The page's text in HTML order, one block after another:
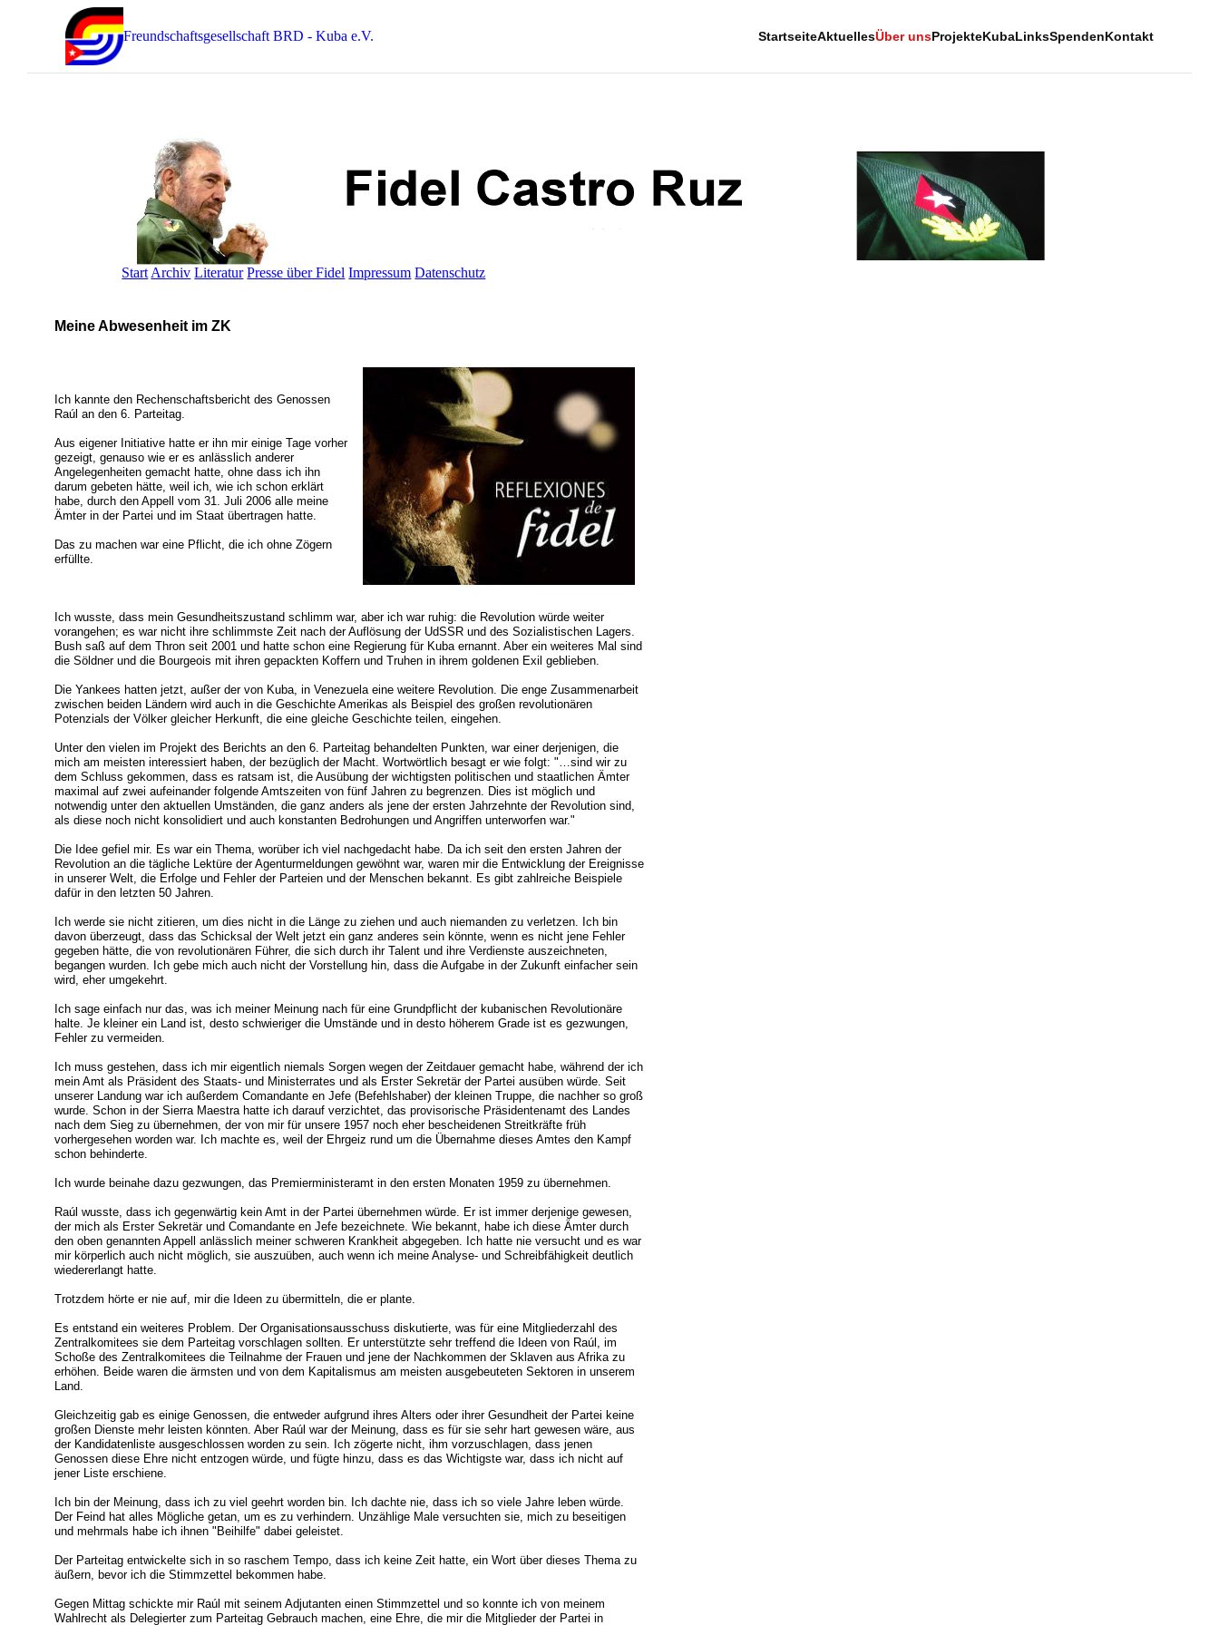
Freundschaftsgesellschaft BRD - Kuba e.V. StartseiteAktuellesÜber unsProjekteKubaLinksSpendenKontakt
Start Archiv Literatur Presse über Fidel Impressum Datenschutz
Meine Abwesenheit im ZK
Ich kannte den Rechenschaftsbericht des Genossen
Raúl an den 6. Parteitag.
Aus eigener Initiative hatte er ihn mir einige Tage vorher
gezeigt, genauso wie er es anlässlich anderer
Angelegenheiten gemacht hatte, ohne dass ich ihn
darum gebeten hätte, weil ich, wie ich schon erklärt
habe, durch den Appell vom 31. Juli 2006 alle meine
Ämter in der Partei und im Staat übertragen hatte.
Das zu machen war eine Pflicht, die ich ohne Zögern
erfüllte.
Ich wusste, dass mein Gesundheitszustand schlimm war, aber ich war ruhig: die Revolution würde weiter
vorangehen; es war nicht ihre schlimmste Zeit nach der Auflösung der UdSSR und des Sozialistischen Lagers.
Bush saß auf dem Thron seit 2001 und hatte schon eine Regierung für Kuba ernannt. Aber ein weiteres Mal sind
die Söldner und die Bourgeois mit ihren gepackten Koffern und Truhen in ihrem goldenen Exil geblieben.
Die Yankees hatten jetzt, außer der von Kuba, in Venezuela eine weitere Revolution. Die enge Zusammenarbeit
zwischen beiden Ländern wird auch in die Geschichte Amerikas als Beispiel des großen revolutionären
Potenzials der Völker gleicher Herkunft, die eine gleiche Geschichte teilen, eingehen.
Unter den vielen im Projekt des Berichts an den 6. Parteitag behandelten Punkten, war einer derjenigen, die
mich am meisten interessiert haben, der bezüglich der Macht. Wortwörtlich besagt er wie folgt: "…sind wir zu
dem Schluss gekommen, dass es ratsam ist, die Ausübung der wichtigsten politischen und staatlichen Ämter
maximal auf zwei aufeinander folgende Amtszeiten von fünf Jahren zu begrenzen. Dies ist möglich und
notwendig unter den aktuellen Umständen, die ganz anders als jene der ersten Jahrzehnte der Revolution sind,
als diese noch nicht konsolidiert und auch konstanten Bedrohungen und Angriffen unterworfen war."
Die Idee gefiel mir. Es war ein Thema, worüber ich viel nachgedacht habe. Da ich seit den ersten Jahren der
Revolution an die tägliche Lektüre der Agenturmeldungen gewöhnt war, waren mir die Entwicklung der Ereignisse
in unserer Welt, die Erfolge und Fehler der Parteien und der Menschen bekannt. Es gibt zahlreiche Beispiele
dafür in den letzten 50 Jahren.
Ich werde sie nicht zitieren, um dies nicht in die Länge zu ziehen und auch niemanden zu verletzen. Ich bin
davon überzeugt, dass das Schicksal der Welt jetzt ein ganz anderes sein könnte, wenn es nicht jene Fehler
gegeben hätte, die von revolutionären Führer, die sich durch ihr Talent und ihre Verdienste auszeichneten,
begangen wurden. Ich gebe mich auch nicht der Vorstellung hin, dass die Aufgabe in der Zukunft einfacher sein
wird, eher umgekehrt.
Ich sage einfach nur das, was ich meiner Meinung nach für eine Grundpflicht der kubanischen Revolutionäre
halte. Je kleiner ein Land ist, desto schwieriger die Umstände und in desto höherem Grade ist es gezwungen,
Fehler zu vermeiden.
Ich muss gestehen, dass ich mir eigentlich niemals Sorgen wegen der Zeitdauer gemacht habe, während der ich
mein Amt als Präsident des Staats- und Ministerrates und als Erster Sekretär der Partei ausüben würde. Seit
unserer Landung war ich außerdem Comandante en Jefe (Befehlshaber) der kleinen Truppe, die nachher so groß
wurde. Schon in der Sierra Maestra hatte ich darauf verzichtet, das provisorische Präsidentenamt des Landes
nach dem Sieg zu übernehmen, der von mir für unsere 1957 noch eher bescheidenen Streitkräfte früh
vorhergesehen worden war. Ich machte es, weil der Ehrgeiz rund um die Übernahme dieses Amtes den Kampf
schon behinderte.
Ich wurde beinahe dazu gezwungen, das Premierministeramt in den ersten Monaten 1959 zu übernehmen.
Raúl wusste, dass ich gegenwärtig kein Amt in der Partei übernehmen würde. Er ist immer derjenige gewesen,
der mich als Erster Sekretär und Comandante en Jefe bezeichnete. Wie bekannt, habe ich diese Ämter durch
den oben genannten Appell anlässlich meiner schweren Krankheit abgegeben. Ich hatte nie versucht und es war
mir körperlich auch nicht möglich, sie auszuüben, auch wenn ich meine Analyse- und Schreibfähigkeit deutlich
wiedererlangt hatte.
Trotzdem hörte er nie auf, mir die Ideen zu übermitteln, die er plante.
Es entstand ein weiteres Problem. Der Organisationsausschuss diskutierte, was für eine Mitgliederzahl des
Zentralkomitees sie dem Parteitag vorschlagen sollten. Er unterstützte sehr treffend die Ideen von Raúl, im
Schoße des Zentralkomitees die Teilnahme der Frauen und jene der Nachkommen der Sklaven aus Afrika zu
erhöhen. Beide waren die ärmsten und von dem Kapitalismus am meisten ausgebeuteten Sektoren in unserem
Land.
Gleichzeitig gab es einige Genossen, die entweder aufgrund ihres Alters oder ihrer Gesundheit der Partei keine
großen Dienste mehr leisten könnten. Aber Raúl war der Meinung, dass es für sie sehr hart gewesen wäre, aus
der Kandidatenliste ausgeschlossen worden zu sein. Ich zögerte nicht, ihm vorzuschlagen, dass jenen
Genossen diese Ehre nicht entzogen würde, und fügte hinzu, dass es das Wichtigste war, dass ich nicht auf
jener Liste erschiene.
Ich bin der Meinung, dass ich zu viel geehrt worden bin. Ich dachte nie, dass ich so viele Jahre leben würde.
Der Feind hat alles Mögliche getan, um es zu verhindern. Unzählige Male versuchten sie, mich zu beseitigen
und mehrmals habe ich ihnen "Beihilfe" dabei geleistet.
Der Parteitag entwickelte sich in so raschem Tempo, dass ich keine Zeit hatte, ein Wort über dieses Thema zu
äußern, bevor ich die Stimmzettel bekommen habe.
Gegen Mittag schickte mir Raúl mit seinem Adjutanten einen Stimmzettel und so konnte ich von meinem
Wahlrecht als Delegierter zum Parteitag Gebrauch machen, eine Ehre, die mir die Mitglieder der Partei in